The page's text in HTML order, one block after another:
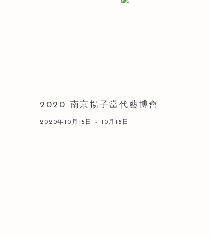
2020 南京揚子當代藝博會
2020年10月15日 - 10月18日